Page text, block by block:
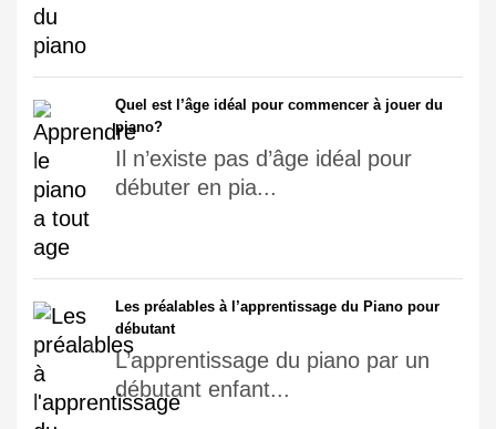
Quel est l’âge idéal pour commencer à jouer du
piano?
Il n’existe pas d’âge idéal pour
débuter en pia...
Les préalables à l’apprentissage du Piano pour
débutant
L’apprentissage du piano par un
débutant enfant...